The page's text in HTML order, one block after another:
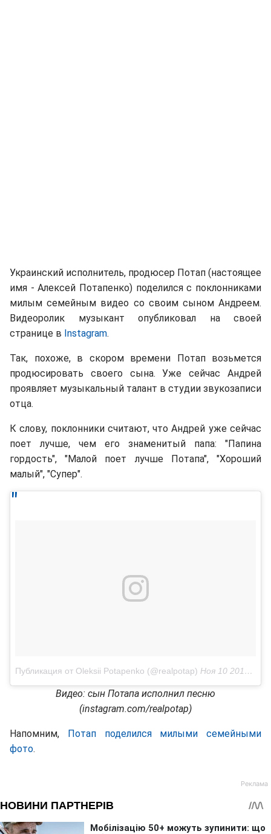
Украинский исполнитель, продюсер Потап (настоящее
имя - Алексей Потапенко) поделился с поклонниками
милым семейным видео со своим сыном Андреем.
Видеоролик музыкант опубликовал на своей
странице в Instagram.
Так, похоже, в скором времени Потап возьмется
продюсировать своего сына. Уже сейчас Андрей
проявляет музыкальный талант в студии звукозаписи
отца.
К слову, поклонники считают, что Андрей уже сейчас
поет лучше, чем его знаменитый папа: "Папина
гордость", "Малой поет лучше Потапа", "Хороший
малый", "Супер".
Публикация от Oleksii Potapenko (@realpotap) Ноя 10 2017 в 10:13 PST
Видео: сын Потапа исполнил песню
(instagram.com/realpotap)
Напомним, Потап поделился милыми семейными
фото.